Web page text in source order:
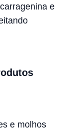
e
e molhos